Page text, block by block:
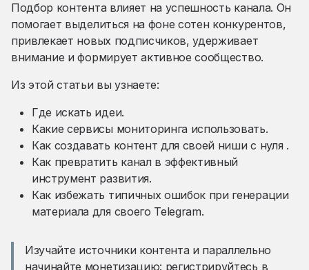
Подбор контента влияет на успешность канала. Он
помогает выделиться на фоне сотен конкурентов,
привлекает новых подписчиков, удерживает
внимание и формирует активное сообщество.
Из этой статьи вы узнаете:
Где искать идеи.
Какие сервисы мониторинга использовать.
Как создавать контент для своей ниши с нуля .
Как превратить канал в эффективный
инструмент развития.
Как избежать типичных ошибок при генерации
материала для своего Telegram.
Изучайте источники контента и параллельно
начинайте монетизацию: регистрируйтесь в